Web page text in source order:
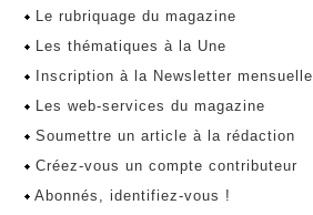
Le rubriquage du magazine
Les thématiques à la Une
Inscription à la Newsletter mensuelle
Les web-services du magazine
Soumettre un article à la rédaction
Créez-vous un compte contributeur
Abonnés, identifiez-vous !